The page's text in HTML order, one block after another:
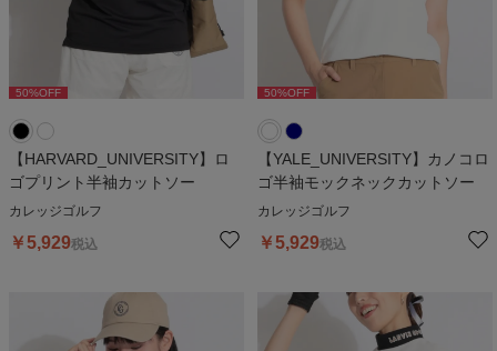
50%OFF %OFF
【HARVARD_UNIVERSITY】ロ
ゴプリント半袖カットソー
カレッジゴルフ
￥5,929税込
50%OFF 50%OFF
【YALE_UNIVERSITY】カノコロ
ゴ半袖モックネックカットソー
カレッジゴルフ
￥5,929税込